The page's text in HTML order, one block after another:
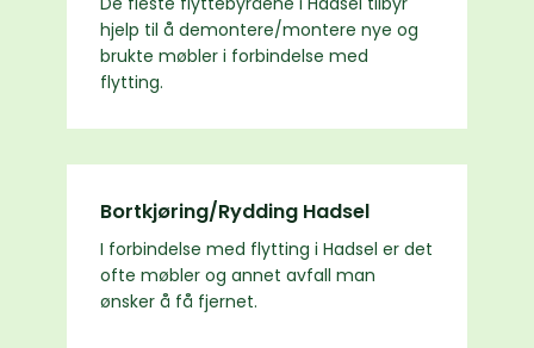
hjelp til å demontere/montere nye og
brukte møbler i forbindelse med
flytting.
Bortkjøring/Rydding Hadsel
I forbindelse med flytting i Hadsel er det
ofte møbler og annet avfall man
ønsker å få fjernet.